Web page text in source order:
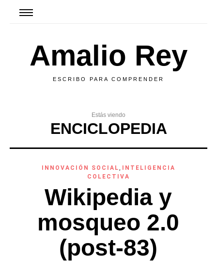
Amalio Rey
ESCRIBO PARA COMPRENDER
Estás viendo
ENCICLOPEDIA
INNOVACIÓN SOCIAL,
INTELIGENCIA
COLECTIVA
Wikipedia y
mosqueo 2.0
(post-83)